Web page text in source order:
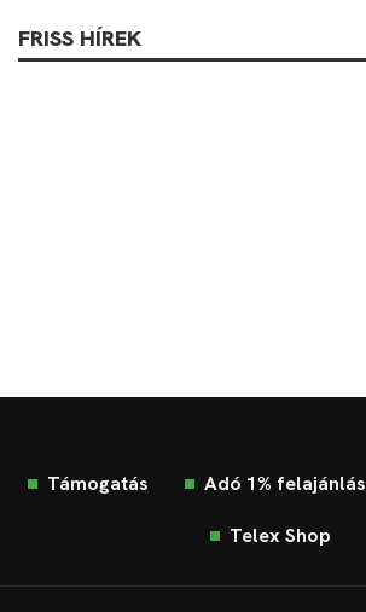
FRISS HÍREK
Támogatás Adó 1% felajánlás
Telex Shop